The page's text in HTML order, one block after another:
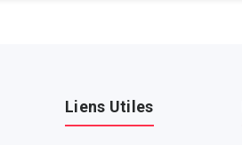
Liens Utiles